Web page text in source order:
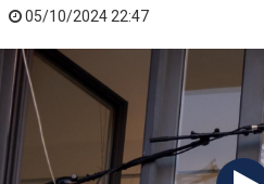
05/10/2024 22:47